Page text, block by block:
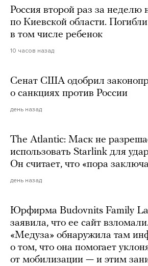
Россия второй раз за неделю
по Киевской области.
в том числе ребенок
10 часов назад
Сенат США одобрил
о санкциях против России
день назад
The Atlantic: Маск не
использовать Starlink для
Он считает, что «пора
день назад
Юрфирма Budovnits Family
заявила, что ее сайт
«Медуза» обнаружила там
о том, что она помогает
от мобилизации — и этим